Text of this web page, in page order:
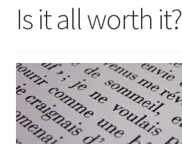
Blog
Checkout
Contact
Is it all worth it?